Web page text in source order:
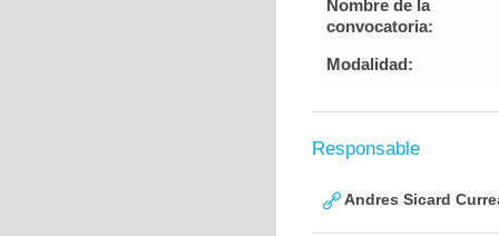
Nombre de la
convocatoria:
Modalidad:
Responsable
Andres Sicard